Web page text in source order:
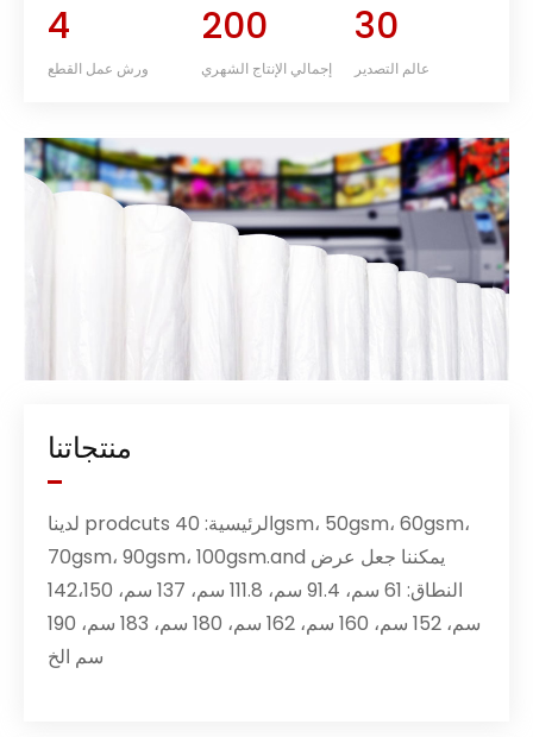
4
ورش عمل القطع
200
إجمالي الإنتاج الشهري
30
عالم التصدير
منتجاتنا
لدينا prodcuts الرئيسية: 40gsm، 50gsm، 60gsm،
70gsm، 90gsm، 100gsm.and يمكننا جعل عرض
النطاق: 61 سم، 91.4 سم، 111.8 سم، 137 سم، 142،150
سم، 152 سم، 160 سم، 162 سم، 180 سم، 183 سم، 190
سم الخ